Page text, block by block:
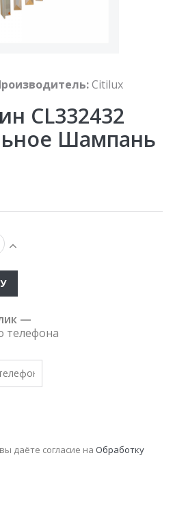
Citilux
CL332432
Шампань
—
телефона
даёте согласие на Обработку